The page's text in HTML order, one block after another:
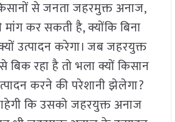
से जनता जहरमुक्त अनाज,
कर सकती है, क्योंकि बिना
उत्पादन करेगा। जब जहरयुक्त
बिक रहा है तो भला क्यों किसान
करने की परेशानी झेलेगा?
कि उसको जहरयुक्त अनाज